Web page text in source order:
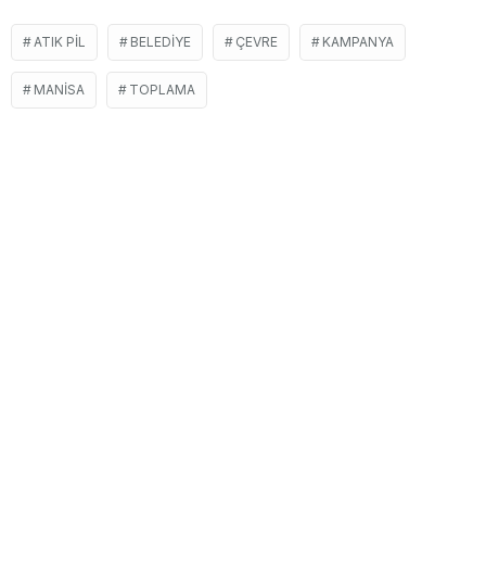
ATIK PIL BELEDIYE ÇEVRE KAMPANYA
MANISA TOPLAMA